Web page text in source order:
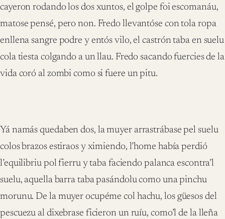
cayeron rodando los dos xuntos, el golpe foi escomanáu,
matose pensé, pero non. Fredo llevantóse con tola ropa
enllena sangre podre y entós vilo, el castrón taba en suelu
cola tiesta colgando a un llau. Fredo sacando fuercies de la
vida coró al zombi como si fuere un pitu.
Yá namás quedaben dos, la muyer arrastrábase pel suelu
colos brazos estiraos y ximiendo, l’home había perdió
l’equilibriu pol fierru y taba faciendo palanca escontra’l
suelu, aquella barra taba pasándolu como una pinchu
morunu. De la muyer ocupéme col hachu, los güesos del
pescuezu al dixebrase ficieron un ruíu, como’l de la lleña